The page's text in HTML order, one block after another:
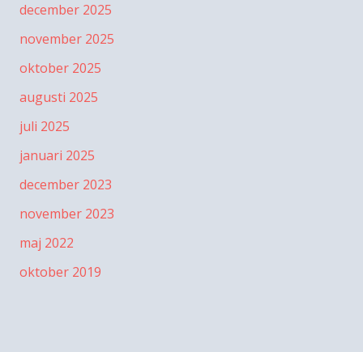
december 2025
november 2025
oktober 2025
augusti 2025
juli 2025
januari 2025
december 2023
november 2023
maj 2022
oktober 2019